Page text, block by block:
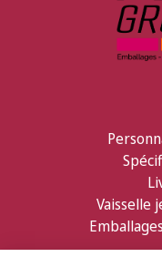
Vaisselle